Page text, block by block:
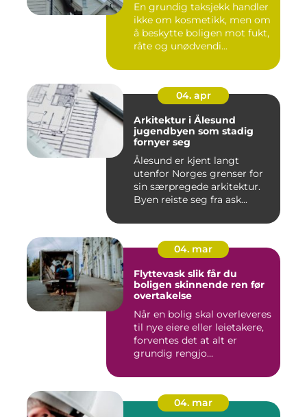
En grundig taksjekk handler
ikke om kosmetikk, men om
å beskytte boligen mot fukt,
råte og unødvendi...
04. apr
Arkitektur i Ålesund
jugendbyen som stadig
fornyer seg
Ålesund er kjent langt
utenfor Norges grenser for
sin særpregede arkitektur.
Byen reiste seg fra ask...
04. mar
Flyttevask slik får du
boligen skinnende ren før
overtakelse
Når en bolig skal overleveres
til nye eiere eller leietakere,
forventes det at alt er
grundig rengjo...
04. mar